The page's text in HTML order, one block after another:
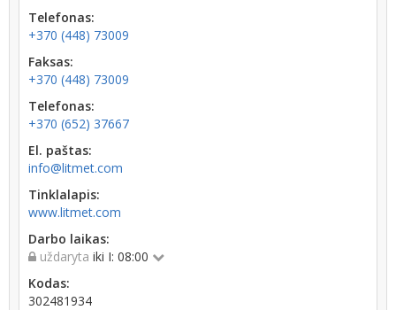
Telefonas:
+370 (448) 73009
Faksas:
+370 (448) 73009
Telefonas:
+370 (652) 37667
El. paštas:
info@litmet.com
Tinklalapis:
www.litmet.com
Darbo laikas:
uždaryta iki I: 08:00
Kodas:
302481934